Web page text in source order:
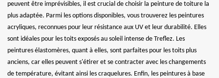
peuvent être imprévisibles, il est crucial de choisir la peinture de toiture la
plus adaptée. Parmi les options disponibles, vous trouverez les peintures
acryliques, reconnues pour leur résistance aux UV et leur durabilité. Elles
sont idéales pour les toits exposés au soleil intense de Treflez. Les
peintures élastomères, quant à elles, sont parfaites pour les toits plus
anciens, car elles peuvent s'étirer et se contracter avec les changements
de température, évitant ainsi les craquelures. Enfin, les peintures à base